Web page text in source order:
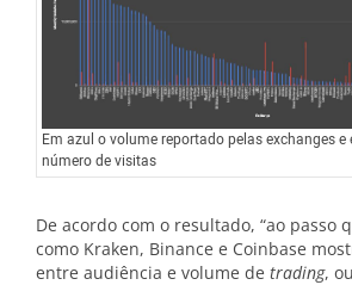
Em azul o volume reportado pelas exchanges e
número de visitas
De acordo com o resultado, “ao passo
como Kraken, Binance e Coinbase
entre audiência e volume de trading,